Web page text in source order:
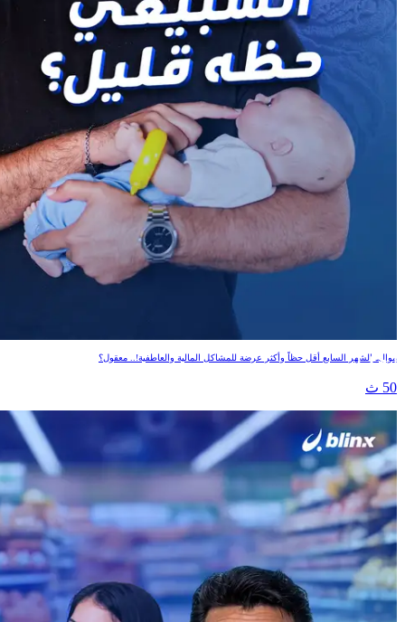
مواليد الشهر السابع أقل حظاً وأكثر عرضة للمشاكل المالية والعاطفية!.. معقول؟
50 ث